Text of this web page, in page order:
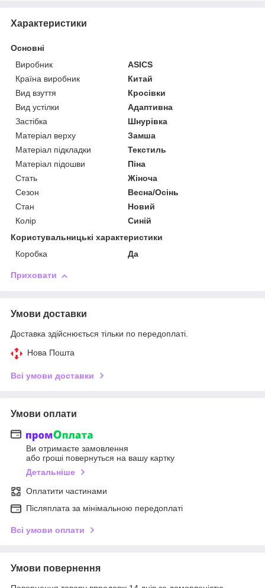
Характеристики
Основні
Виробник
ASICS
Країна виробник
Китай
Вид взуття
Кросівки
Вид устілки
Адаптивна
Застібка
Шнурівка
Матеріал верху
Замша
Матеріал підкладки
Текстиль
Матеріал підошви
Піна
Стать
Жіноча
Сезон
Весна/Осінь
Стан
Новий
Колір
Синій
Користувальницькі характеристики
Коробка
Да
Приховати
Умови доставки
Доставка здійснюється тільки по передоплаті.
Нова Пошта
Всі умови доставки
Умови оплати
Ви отримаєте замовлення
або гроші повернуться на вашу картку
Детальніше
Оплатити частинами
Післяплата за мінімальною передоплаті
Всі умови оплати
Умови повернення